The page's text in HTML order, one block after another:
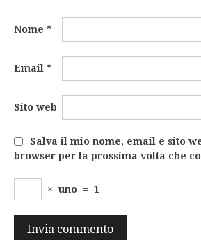
Nome *
Email *
Sito web
Salva il mio nome, email e sito
browser per la prossima volta che
× uno = 1